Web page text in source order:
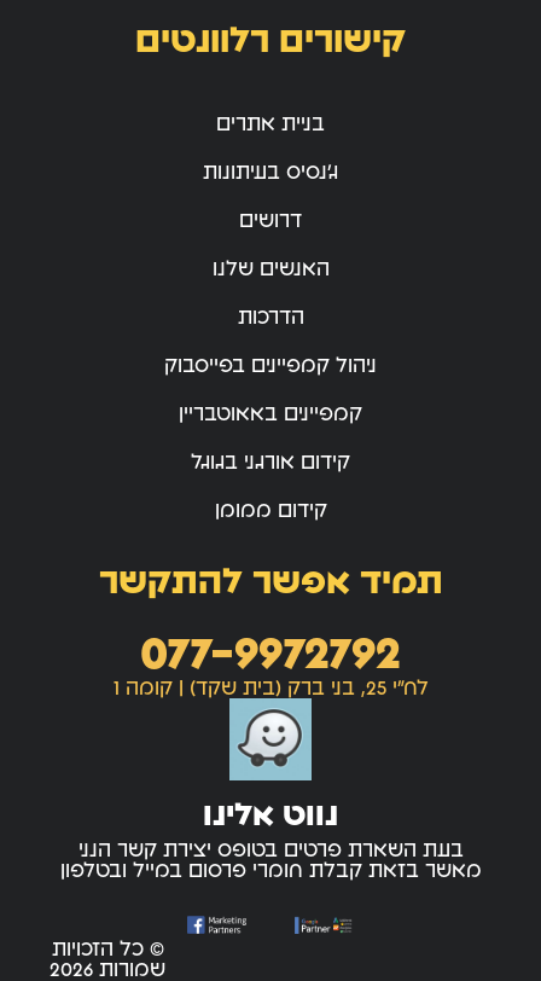
קישורים רלוונטים
בניית אתרים
ג’נסיס בעיתונות
דרושים
האנשים שלנו
הדרכות
ניהול קמפיינים בפייסבוק
קמפיינים באאוטבריין
קידום אורגני בגוגל
קידום ממומן
תמיד אפשר להתקשר
077-9972792
לח"י 25, בני ברק (בית שקד) | קומה 1
נווט אלינו
בעת השארת פרטים בטופס יצירת קשר הנני
מאשר בזאת קבלת חומרי פרסום במייל ובטלפון
© כל הזכויות
שמורות 2026